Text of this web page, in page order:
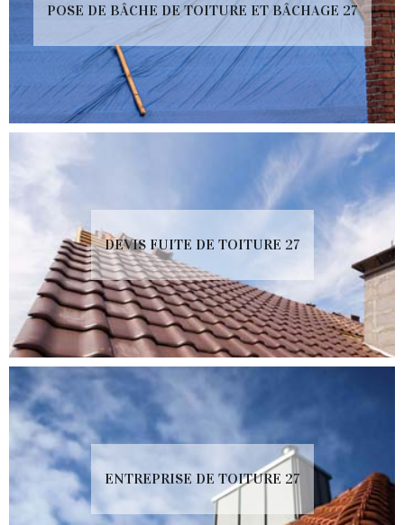
POSE DE BÂCHE DE TOITURE ET BÂCHAGE 27
DEVIS FUITE DE TOITURE 27
ENTREPRISE DE TOITURE 27